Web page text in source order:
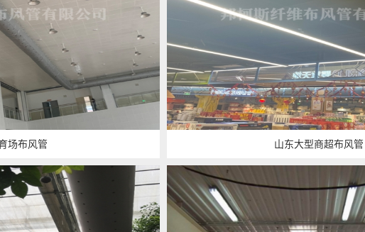
场布风管 山东大型商超布风管